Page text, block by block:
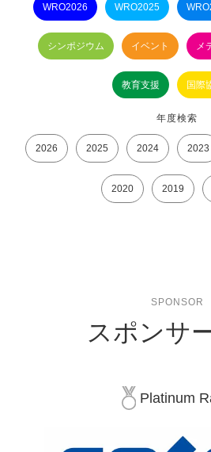
WRO2026 WRO2025
シンポジウム イベント メ
教育支援 国際
年度検索
2026 2025 2024 2023
2020 2019
SPONSOR
スポンサ
Platinum